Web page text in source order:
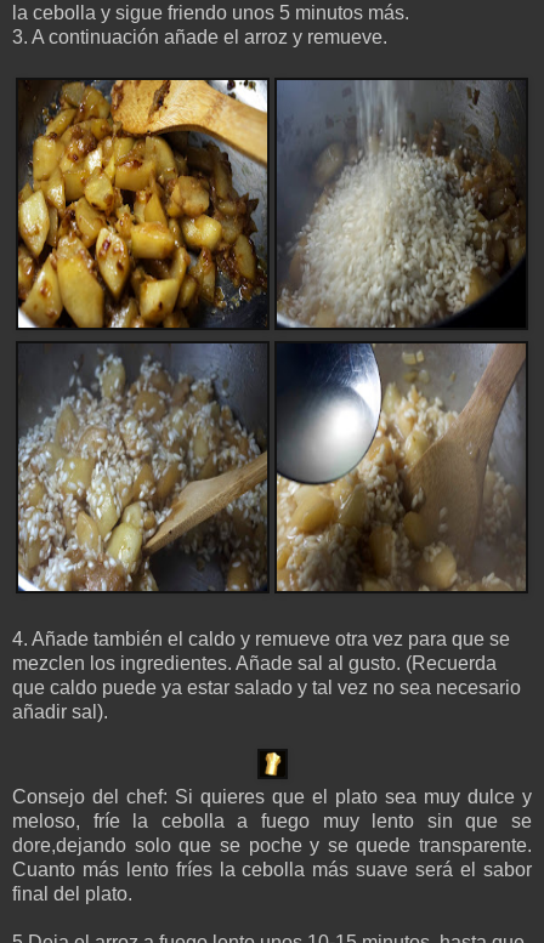
la cebolla y sigue friendo unos 5 minutos más.
3. A continuación añade el arroz y remueve.
4. Añade también el caldo y remueve otra vez para que se
mezclen los ingredientes. Añade sal al gusto. (Recuerda
que caldo puede ya estar salado y tal vez no sea necesario
añadir sal).
Consejo del chef: Si quieres que el plato sea muy dulce y
meloso, fríe la cebolla a fuego muy lento sin que se
dore,dejando solo que se poche y se quede transparente.
Cuanto más lento fríes la cebolla más suave será el sabor
final del plato.